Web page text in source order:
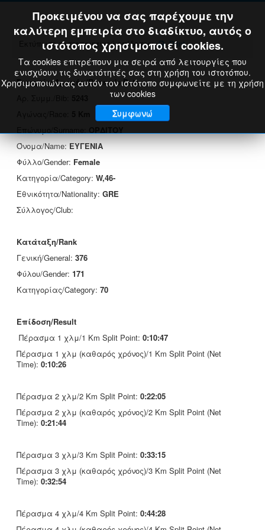
Εκτύπωση πιστοποιητικού επίδοσης: Print
Στοιχεία Δρομέα/Runner's Data
Όνομα/Name:ΕΥΓΕΝΙΑ
Φύλλο/Gender: Female
Κατηγορία/Category: W,46-
Εθνικότητα/Nationality: GRE
Σύλλογος/Club:
Κατάταξη/Rank
Γενική/General: 376
Φύλου/Gender: 171
Κατηγορίας/Category: 70
Επίδοση/Result
Πέρασμα 1 χλμ/1 Km Split Point: 0:10:47
Πέρασμα 1 χλμ (καθαρός χρόνος)/1 Km Split Point (Net
Time): 0:10:26
Πέρασμα 2 χλμ/2 Km Split Point: 0:22:05
Πέρασμα 2 χλμ (καθαρός χρόνος)/2 Km Split Point (Net
Time): 0:21:44
Πέρασμα 3 χλμ/3 Km Split Point: 0:33:15
Πέρασμα 3 χλμ (καθαρός χρόνος)/3 Km Split Point (Net
Time): 0:32:54
Πέρασμα 4 χλμ/4 Km Split Point: 0:44:28
Προκειμένου να σας παρέχουμε την
καλύτερη εμπειρία στο διαδίκτυο, αυτός ο
ιστότοπος χρησιμοποιεί cookies.
Τα cookies επιτρέπουν μια σειρά από λειτουργίες που
ενισχύουν τις δυνατότητές σας στη χρήση του ιστοτόπου.
Χρησιμοποιώντας αυτόν τον ιστότοπο συμφωνείτε με τη χρήση
των cookies
Συμφωνώ